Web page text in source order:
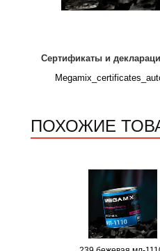
Сертификаты и
ПОХОЖИЕ